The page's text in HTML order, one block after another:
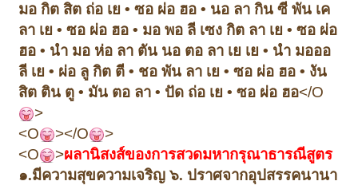
มอ กิต สิต ถ่อ เย•ซอ ผ่อ ฮอ• นอ ลา กิน ซี พัน เค
ลา เย•ซอ ผ่อ ฮอ • มอ พอ ลี เซง กิต ลา เย•ซอ ผ่อ
ฮอ• นำ มอ ห่อ ลา ตัน นอ ตอ ลา เย เย• นำ มอออ
ลี เย• ผ่อ ลู กิต ตี• ชอ พัน ลา เย•ซอ ผ่อ ฮอ• งัน
สิต ติน ตู• มัน ตอ ลา • ปัด ถ่อ เย•ซอ ผ่อ ฮอ</O
>
<O
></O
>
<O
>ผลานิสงส์ของการสวดมหากรุณาธารณีสูตร
๑.มีความสุขความเจริญ ๖. ปราศจากอุปสรรคนานา